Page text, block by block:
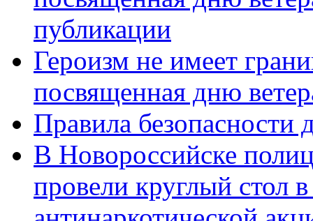
публикации
Героизм не имеет
посвященная дню
Правила безопасности
В Новороссийске
провели круглый стол